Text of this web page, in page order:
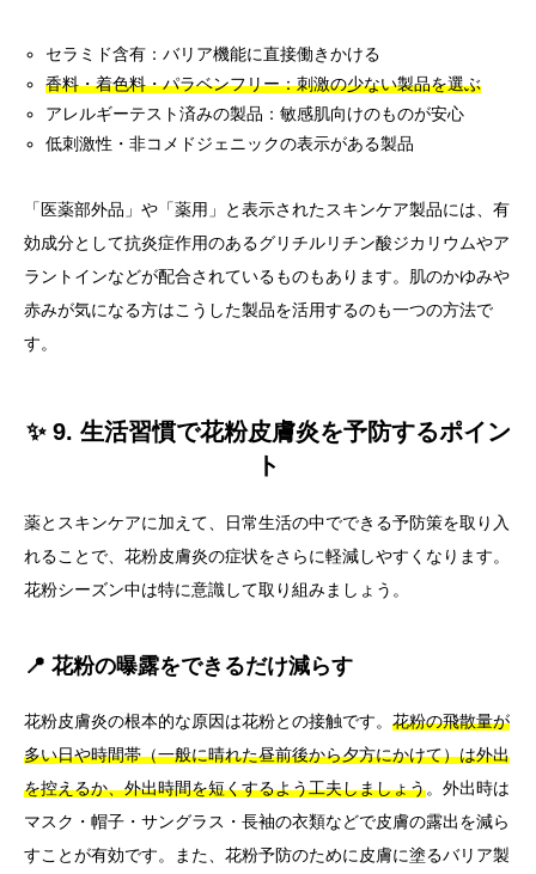
セラミド含有：バリア機能に直接働きかける
香料・着色料・パラベンフリー：刺激の少ない製品を選ぶ
アレルギーテスト済みの製品：敏感肌向けのものが安心
低刺激性・非コメドジェニックの表示がある製品
「医薬部外品」や「薬用」と表示されたスキンケア製品には、有
効成分として抗炎症作用のあるグリチルリチン酸ジカリウムやア
ラントインなどが配合されているものもあります。肌のかゆみや
赤みが気になる方はこうした製品を活用するのも一つの方法で
す。
✨ 9. 生活習慣で花粉皮膚炎を予防するポイン
ト
薬とスキンケアに加えて、日常生活の中でできる予防策を取り入
れることで、花粉皮膚炎の症状をさらに軽減しやすくなります。
花粉シーズン中は特に意識して取り組みましょう。
📍 花粉の曝露をできるだけ減らす
花粉皮膚炎の根本的な原因は花粉との接触です。 花粉の飛散量が
多い日や時間帯（一般に晴れた昼前後から夕方にかけて）は外出
を控えるか、外出時間を短くするよう工夫しましょう。外出時は
マスク・帽子・サングラス・長袖の衣類などで皮膚の露出を減ら
すことが有効です。また、花粉予防のために皮膚に塗るバリア製